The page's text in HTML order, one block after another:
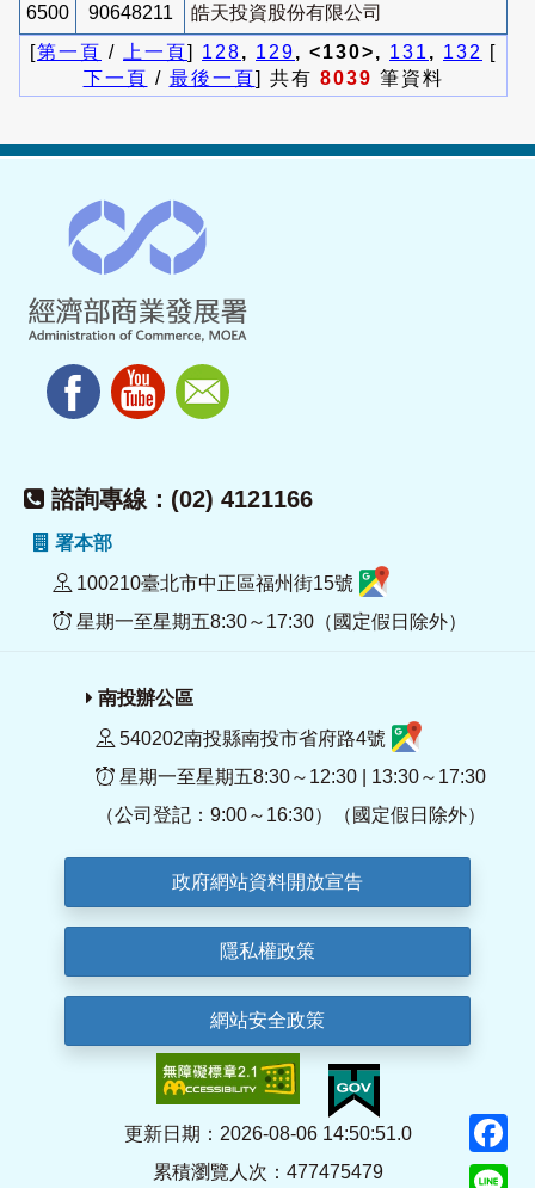
6500 90648211
皓天投資股份有限公司
[第一頁 / 上一頁] 128, 129, <130>, 131 , 132
[
下一頁 / 最後一頁] 共有 8039 筆資料
諮詢專線：(02) 4121166
署本部
100210臺北市中正區福州街15號
星期一至星期五8:30～17:30（國定假日除外）
南投辦公區
540202南投縣南投市省府路4號
星期一至星期五8:30～12:30 | 13:30～17:30
（公司登記：9:00～16:30）（國定假日除外）
政府網站資料開放宣告
隱私權政策
網站安全政策
更新日期：2026-08-06 14:50:51.0
累積瀏覽人次：477475479